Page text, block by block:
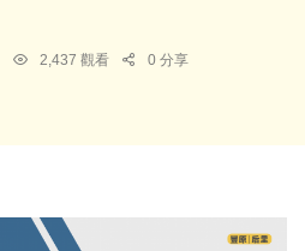
2,437 觀看 0 分享